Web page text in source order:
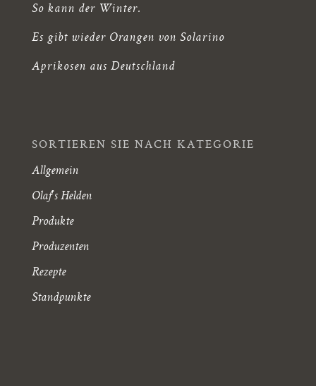
So kann der Winter.
Es gibt wieder Orangen von Solarino
Aprikosen aus Deutschland
SORTIEREN SIE NACH KATEGORIE
Allgemein
Olaf's Helden
Produkte
Produzenten
Rezepte
Standpunkte